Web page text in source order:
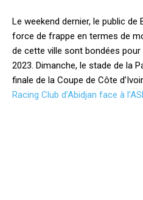
Le weekend dernier, le public
force de frappe en termes de
de cette ville sont bondées
2023. Dimanche, le stade de la
finale de la Coupe de Côte
Racing Club d’Abidjan face à